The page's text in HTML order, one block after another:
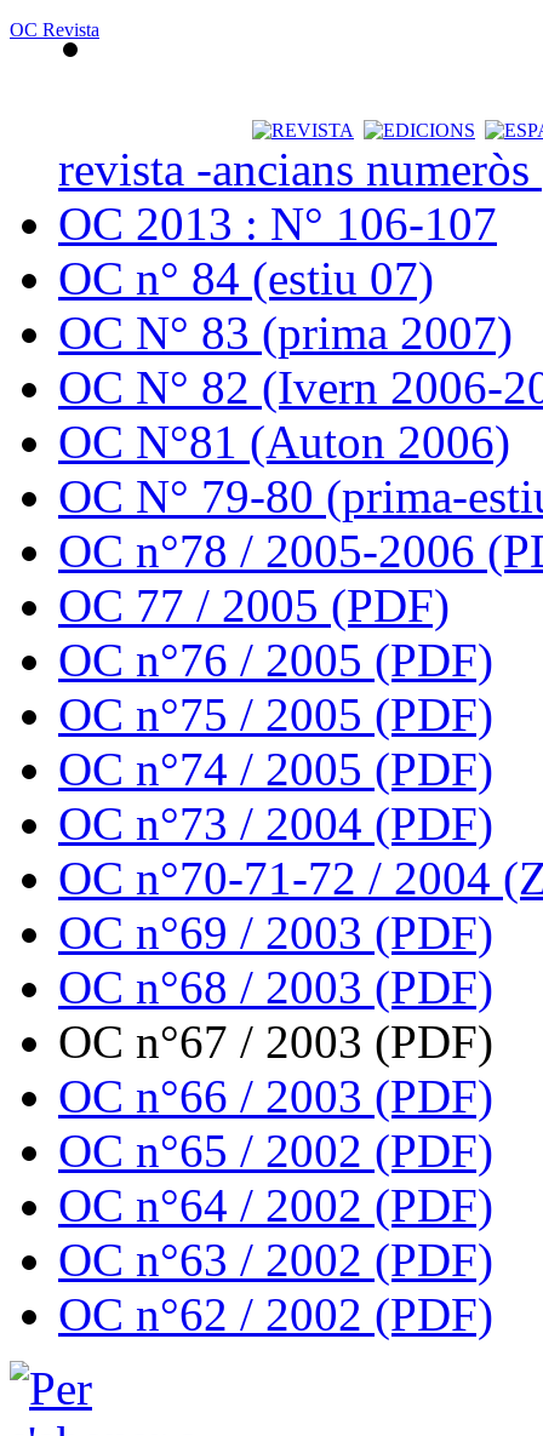
OC Revista
revista -ancians
OC 2013 : N° 106-107
OC n° 84 (estiu 07)
OC N° 83 (prima 2007)
OC N° 82 (Ivern 2006-
OC N°81 (Auton 2006)
OC N° 79-80 (prima-
OC n°78 / 2005-2006
OC 77 / 2005 (PDF)
OC n°76 / 2005 (PDF)
OC n°75 / 2005 (PDF)
OC n°74 / 2005 (PDF)
OC n°73 / 2004 (PDF)
OC n°70-71-72 / 2004
OC n°69 / 2003 (PDF)
OC n°68 / 2003 (PDF)
OC n°67 / 2003 (PDF)
OC n°66 / 2003 (PDF)
OC n°65 / 2002 (PDF)
OC n°64 / 2002 (PDF)
OC n°63 / 2002 (PDF)
OC n°62 / 2002 (PDF)